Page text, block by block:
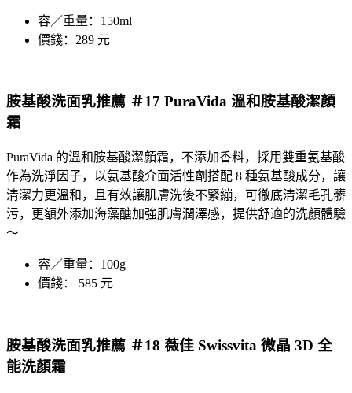
容／重量：150ml
價錢：289 元
胺基酸洗面乳推薦 ＃17 PuraVida 溫和胺基酸潔顏
霜
PuraVida 的溫和胺基酸潔顏霜，不添加香料，採用雙重氨基酸
作為洗淨因子，以氨基酸介面活性劑搭配 8 種氨基酸成分，讓
清潔力更溫和，且有效讓肌膚洗後不緊繃，可徹底清潔毛孔髒
污，更額外添加海藻醣加強肌膚潤澤感，提供舒適的洗顏體驗
～
容／重量：100g
價錢： 585 元
胺基酸洗面乳推薦 ＃18 薇佳 Swissvita 微晶 3D 全
能洗顏霜